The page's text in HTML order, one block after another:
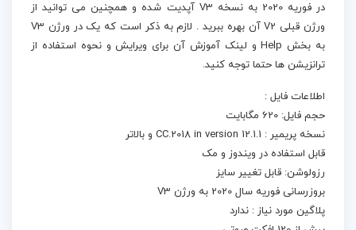
در فوریه 2020 به نسخه V3 آپدیت شده و همچنین می توانید از
ورژن قبلی V2 آن بهره ببرید . لازم به ذکر است که یک در ورژن V3
به بخش Help و لینک آموزش آن برای ویرایش و نحوه استفاده از
ترانزیشن ها حتما توجه کنید.
اطلاعات فایل :
حجم فایل: 620 مگابایت
نسخه پریمیر : CC.2018 in version 12.1.1 و بالاتر
قابل استفاده در ویندوز و مک
رزولوشن: قابل تغییر سایز
بروزرسانی فوریه سال 2020 به ورژن V3
پلاگین مورد نیاز : ندارد